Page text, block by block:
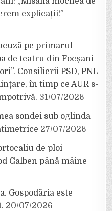
explicații!”
pe primarul
de teatru din Focșani
Consilierii PSD, PNL
în timp ce AUR s-
31/07/2026
sondei sub oglinda
27/07/2026
de ploi
Galben până mâine
Gospodăria este
20/07/2026